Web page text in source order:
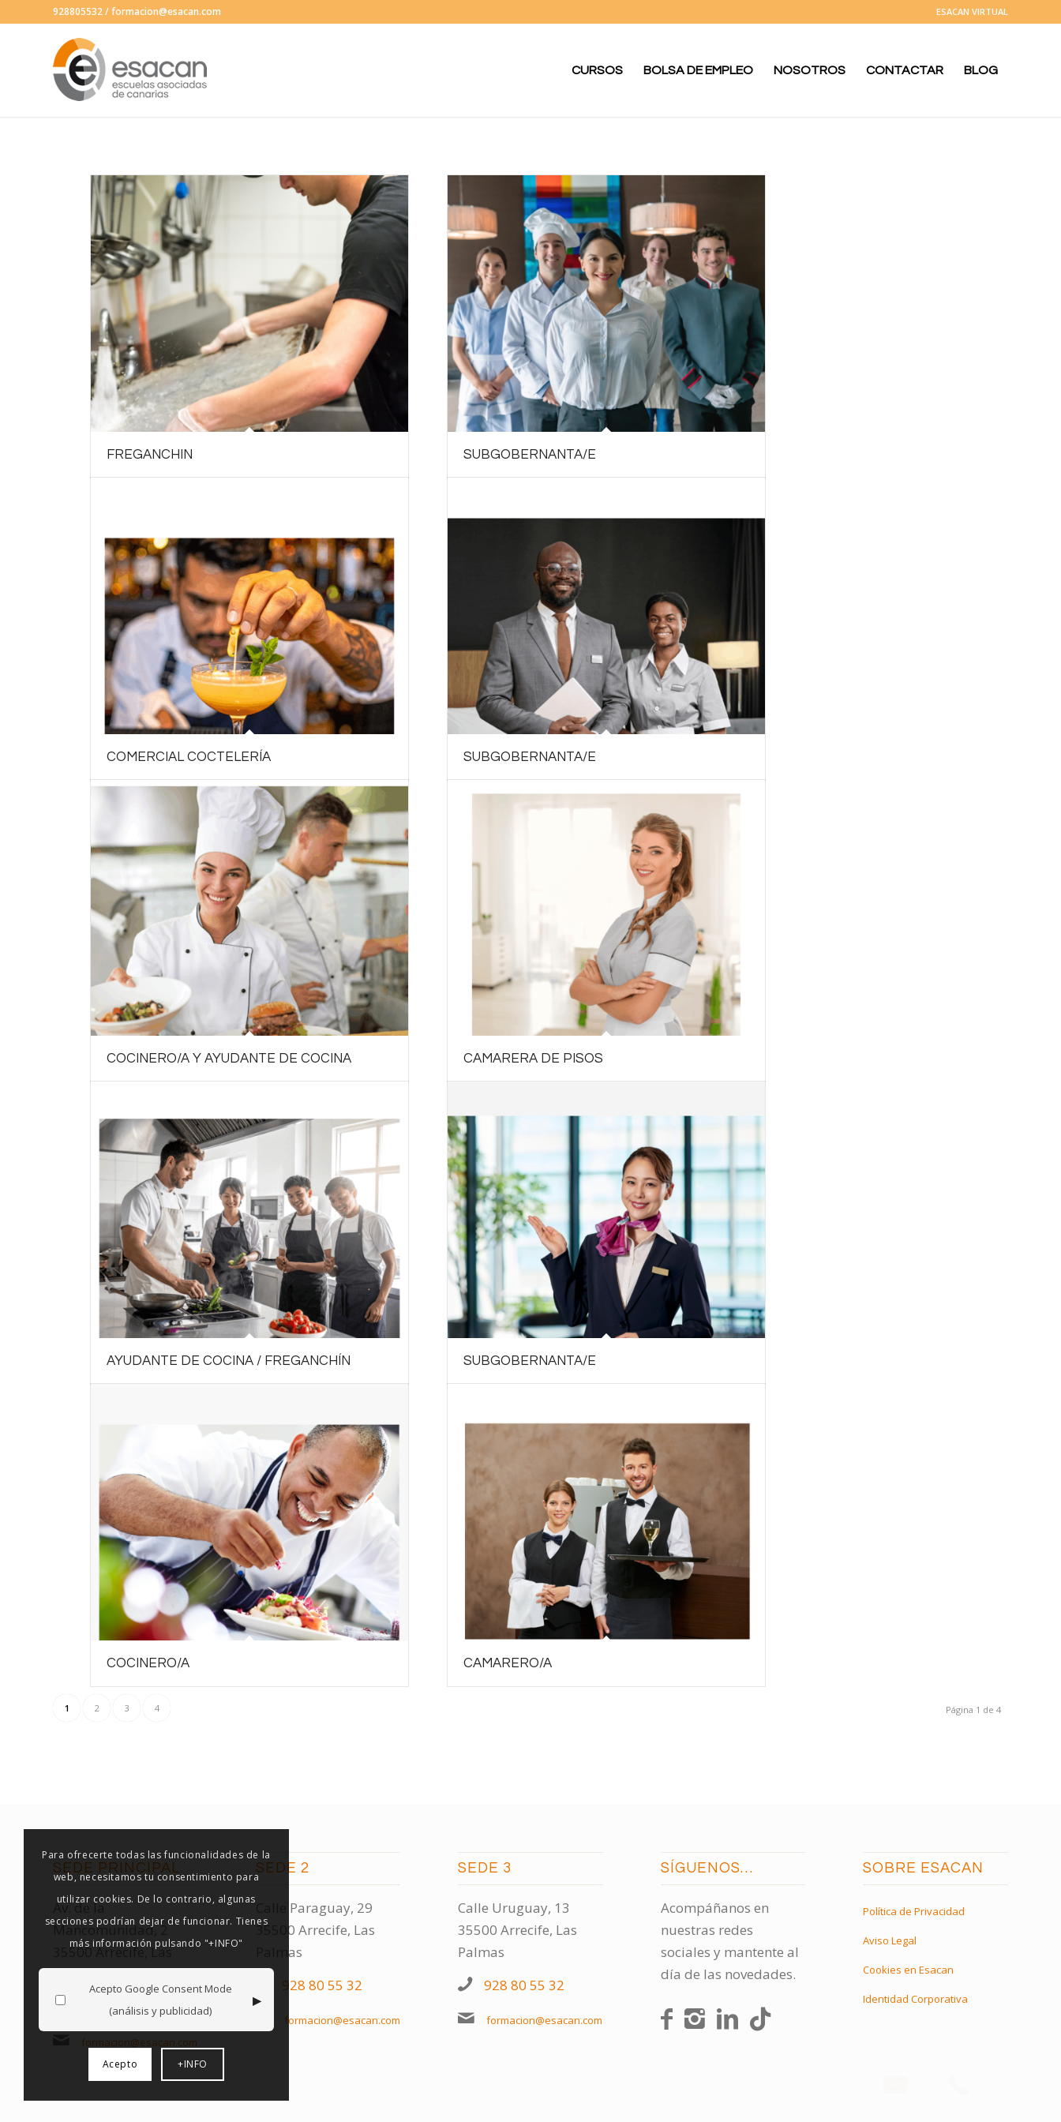
ESACAN VIRTUAL
928805532/formacion@esacan.com
CURSOS BOLSA DE EMPLEO NOSOTROS CONTACTAR BLOG
FREGANCHIN SUBGOBERNANTA/E
COMERCIAL COCTELERÍA SUBGOBERNANTA/E
COCINERO/A Y AYUDANTE DE COCINA CAMARERA DE PISOS
AYUDANTE DE COCINA / FREGANCHÍN SUBGOBERNANTA/E
COCINERO/A CAMARERO/A
Página 1 de 4
1 2 3 4
SEDE PRINCIPAL
Av. de la
Mancomunidad, 2
35500 Arrecife, Las
Palmas
928 80 55 32
formacion@esacan.com
SEDE 2
Calle Paraguay, 29
35500 Arrecife, Las
Palmas
928 80 55 32
formacion@esacan.com
SEDE 3
Calle Uruguay, 13
35500 Arrecife, Las
Palmas
928 80 55 32
formacion@esacan.com
SÍGUENOS…
Acompáñanos en
nuestras redes
sociales y mantente al
día de las novedades.
SOBRE ESACAN
Política de Privacidad
Aviso Legal
Cookies en Esacan
Identidad Corporativa
Para ofrecerte todas las funcionalidades de la
web, necesitamos tu consentimiento para
utilizar cookies. De lo contrario, algunas
secciones podrían dejar de funcionar. Tienes
más información pulsando "+INFO"
Acepto Google Consent Mode
(análisis y publicidad)
▸
Acepto +INFO